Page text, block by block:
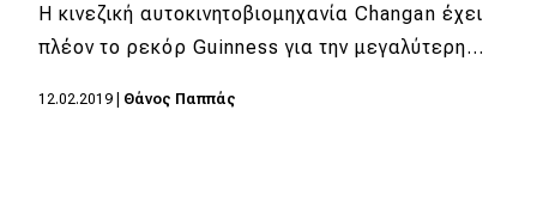
Η κινεζική αυτοκινητοβιομηχανία Changan έχει
πλέον το ρεκόρ Guinness για την μεγαλύτερη…
12.02.2019 Θάνος Παππάς